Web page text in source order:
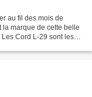
au fil des mois de
marque de cette belle
Cord L-29 sont les